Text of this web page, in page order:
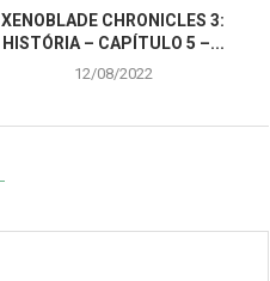
XENOBLADE CHRONICLES 3:
HISTÓRIA – CAPÍTULO 5 –...
12/08/2022